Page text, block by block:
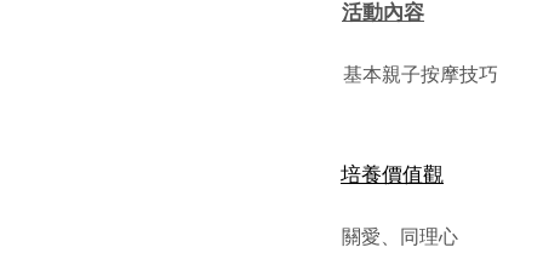
活動內容
基本親子按摩技巧
​培養價值觀
關愛、同理心